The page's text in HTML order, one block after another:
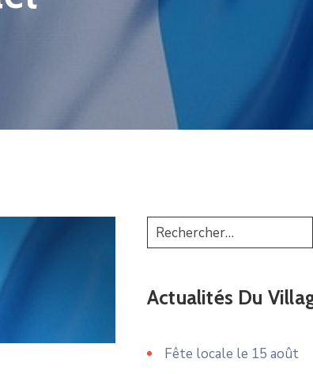
Actualités Du
Fête locale le 15 août